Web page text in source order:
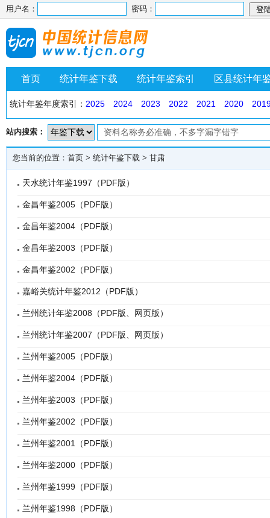
用户名： 密码：
首页 统计年鉴下载 统计年鉴索引 区县统计年
统计年鉴年度索引： 2025 2024 2023 2022 2021 2020
站内搜索：
您当前的位置： 首页 > 统计年鉴下载 > 甘肃
天水统计年鉴1997（PDF版）
金昌年鉴2005（PDF版）
金昌年鉴2004（PDF版）
金昌年鉴2003（PDF版）
金昌年鉴2002（PDF版）
嘉峪关统计年鉴2012（PDF版）
兰州统计年鉴2008（PDF版、网页版）
兰州统计年鉴2007（PDF版、网页版）
兰州年鉴2005（PDF版）
兰州年鉴2004（PDF版）
兰州年鉴2003（PDF版）
兰州年鉴2002（PDF版）
兰州年鉴2001（PDF版）
兰州年鉴2000（PDF版）
兰州年鉴1999（PDF版）
兰州年鉴1998（PDF版）